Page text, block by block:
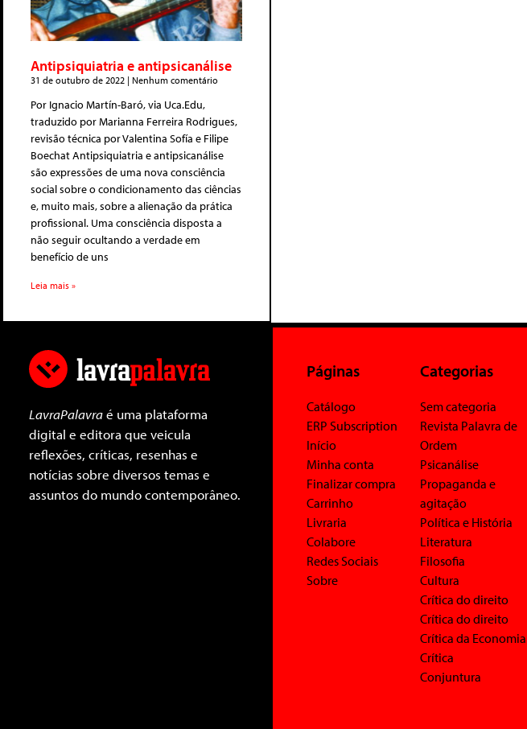
Antipsiquiatria e antipsicanálise
31 de outubro de 2022 Nenhum comentário
Por Ignacio Martín-Baró, via Uca.Edu,
traduzido por Marianna Ferreira Rodrigues,
revisão técnica por Valentina Sofía e Filipe
Boechat Antipsiquiatria e antipsicanálise
são expressões de uma nova consciência
social sobre o condicionamento das ciências
e, muito mais, sobre a alienação da prática
profissional. Uma consciência disposta a
não seguir ocultando a verdade em
benefício de uns
Leia mais »
LavraPalavraé uma plataforma
digital e editora que veicula
reflexões, críticas, resenhas e
notícias sobre diversos temas e
assuntos do mundo contemporâneo.
Páginas
Catálogo
ERP Subscription
Início
Minha conta
Finalizar compra
Carrinho
Livraria
Colabore
Redes Sociais
Sobre
Categorias
Sem categoria
Revista Palavra de
Ordem
Psicanálise
Propaganda e
agitação
Política e História
Literatura
Filosofia
Cultura
Crítica do direito
Crítica do direito
Crítica da Economia
Crítica
Conjuntura